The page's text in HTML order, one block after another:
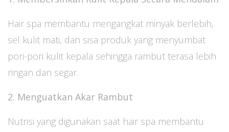
Hair spa membantu mengangkat minyak berlebih,
sel kulit mati, dan sisa produk yang menyumbat
pori-pori kulit kepala sehingga rambut terasa lebih
ringan dan segar.
2. Menguatkan Akar Rambut
Nutrisi yang digunakan saat hair spa membantu